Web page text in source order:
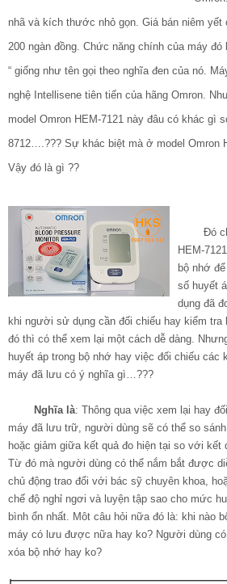
nhã và kích thước nhỏ gọn. Giá bán niêm
200 ngàn đồng. Chức năng chính của máy đó
“ giống như tên gọi theo nghĩa đen của nó.
nghệ Intellisene tiên tiến của hãng Omron.
model Omron HEM-7121 này đâu có khác gì
8712….??? Sự khác biệt mà ở model Omron
Vậy đó là gì ??
Đó
HEM-
bộ nhớ
số huyết
dụng đã
khi người sử dụng cần đối chiếu hay kiểm
đó thì có thể xem lại một cách dễ dàng.
huyết áp trong bộ nhớ hay việc đối chiếu các
máy đã lưu có ý nghĩa gì…???
Nghĩa là: Thông qua việc xem lại hay
máy đã lưu trữ, người dùng sẽ có thể so
hoặc giảm giữa kết quả đo hiện tại so với kết
Từ đó mà người dùng có thể nắm bắt được
chủ động trao đổi với bác sỹ chuyên khoa,
chế độ nghỉ ngơi và luyện tập sao cho mức
bình ổn nhất. Môt câu hỏi nữa đó là: khi nào
máy có lưu được nữa hay ko? Người dùng
xóa bộ nhớ hay ko?